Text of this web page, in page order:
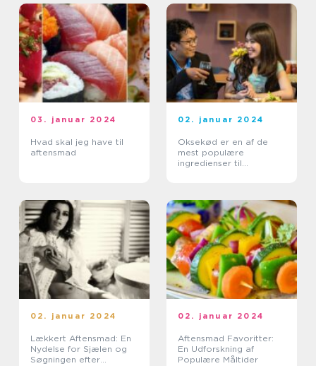
hverdag
03. januar 2024
Hvad skal jeg have til
aftensmad
02. januar 2024
Oksekød er en af de
mest populære
ingredienser til
02. januar 2024
Lækkert Aftensmad: En
Nydelse for Sjælen og
Søgningen efter
02. januar 2024
Aftensmad Favoritter:
En Udforskning af
Populære Måltider